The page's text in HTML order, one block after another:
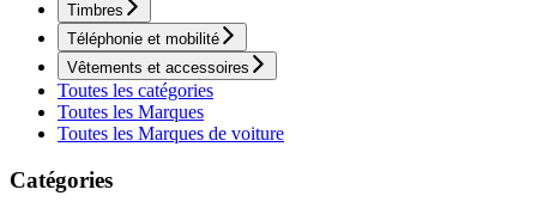
Timbres
Téléphonie et mobilité
Vêtements et accessoires
Toutes les catégories
Toutes les Marques
Toutes les Marques de voiture
Catégories